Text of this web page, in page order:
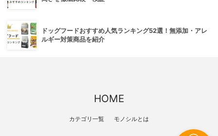
ドッグフードおすすめ人気ランキング52選！無添加・アレ
ルギー対策商品を紹介
HOME
カテゴリ一覧 モノシルとは